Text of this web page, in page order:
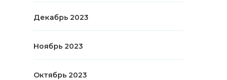
Декабрь 2023
Ноябрь 2023
Октябрь 2023